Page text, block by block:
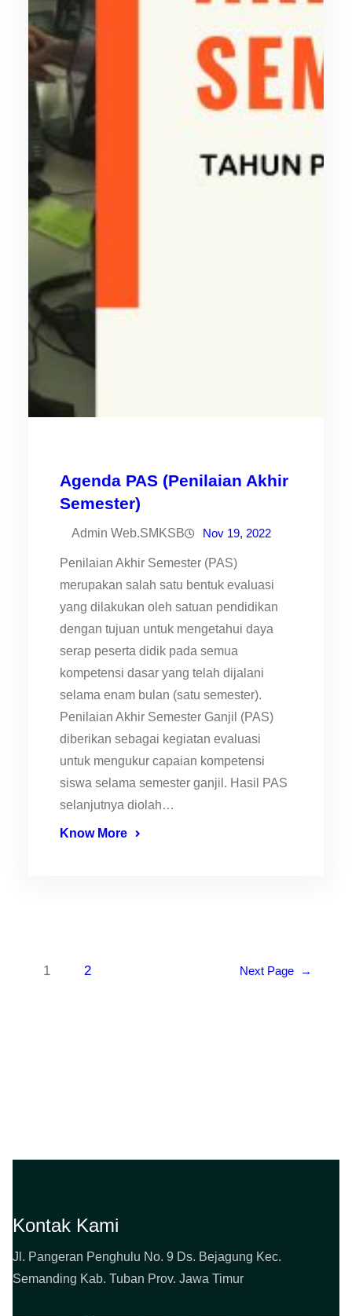
Agenda PAS (Penilaian Akhir
Semester)
Admin Web.SMKSB Nov 19, 2022
Penilaian Akhir Semester (PAS)
merupakan salah satu bentuk evaluasi
yang dilakukan oleh satuan pendidikan
dengan tujuan untuk mengetahui daya
serap peserta didik pada semua
kompetensi dasar yang telah dijalani
selama enam bulan (satu semester).
Penilaian Akhir Semester Ganjil (PAS)
diberikan sebagai kegiatan evaluasi
untuk mengukur capaian kompetensi
siswa selama semester ganjil. Hasil PAS
selanjutnya diolah…
Know More
1 2 Next Page →
Kontak Kami
Jl. Pangeran Penghulu No. 9 Ds. Bejagung Kec.
Semanding Kab. Tuban Prov. Jawa Timur